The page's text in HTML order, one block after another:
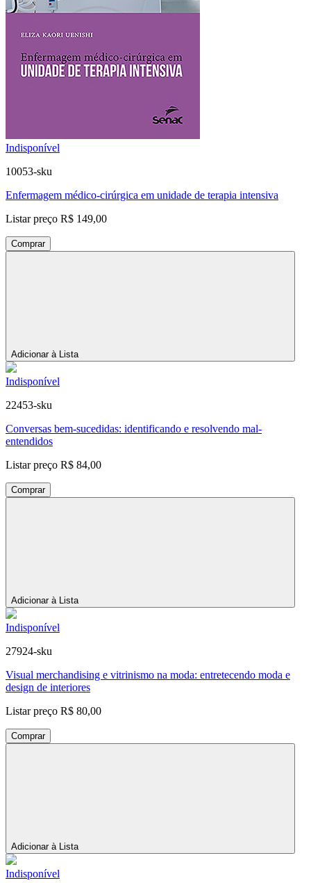
Indisponível
10053-sku
Enfermagem médico-cirúrgica em unidade de terapia intensiva
Listar preço R$ 149,00
Comprar
Adicionar à Lista
Indisponível
22453-sku
Conversas bem-sucedidas: identificando e resolvendo mal-
entendidos
Listar preço R$ 84,00
Comprar
Adicionar à Lista
Indisponível
27924-sku
Visual merchandising e vitrinismo na moda: entretecendo moda e
design de interiores
Listar preço R$ 80,00
Comprar
Adicionar à Lista
Indisponível